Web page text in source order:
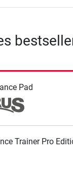
Pad
Trainer Pro